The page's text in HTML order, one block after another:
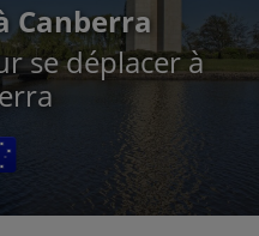
Canberra
se déplacer à